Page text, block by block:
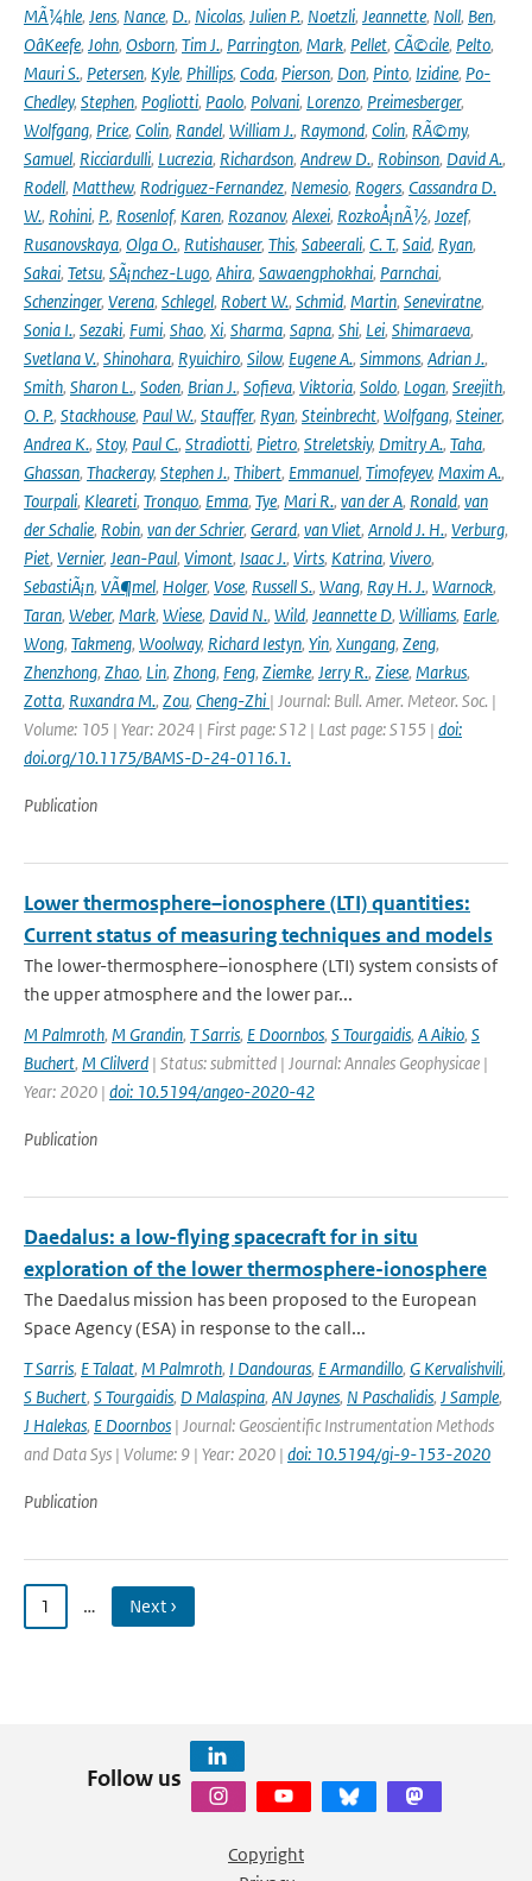
MÃ¼hle, Jens, Nance, D., Nicolas, Julien P., Noetzli, Jeannette, Noll, Ben,
OâKeefe, John, Osborn, Tim J., Parrington, Mark, Pellet, CÃ©cile, Pelto,
Mauri S., Petersen, Kyle, Phillips, Coda, Pierson, Don, Pinto, Izidine, Po-
Chedley, Stephen, Pogliotti, Paolo, Polvani, Lorenzo, Preimesberger,
Wolfgang, Price, Colin, Randel, William J., Raymond, Colin, RÃ©my,
Samuel, Ricciardulli, Lucrezia, Richardson, Andrew D., Robinson, David A.,
Rodell, Matthew, Rodriguez-Fernandez, Nemesio, Rogers, Cassandra D.
W., Rohini, P., Rosenlof, Karen, Rozanov, Alexei, RozkoÅ¡nÃ½, Jozef,
Rusanovskaya, Olga O., Rutishauser, This, Sabeerali, C. T., Said, Ryan,
Sakai, Tetsu, SÃ¡nchez-Lugo, Ahira, Sawaengphokhai, Parnchai,
Schenzinger, Verena, Schlegel, Robert W., Schmid, Martin, Seneviratne,
Sonia I., Sezaki, Fumi, Shao, Xi, Sharma, Sapna, Shi, Lei, Shimaraeva,
Svetlana V., Shinohara, Ryuichiro, Silow, Eugene A., Simmons, Adrian J.,
Smith, Sharon L., Soden, Brian J., Sofieva, Viktoria, Soldo, Logan, Sreejith,
O. P., Stackhouse, Paul W., Stauffer, Ryan, Steinbrecht, Wolfgang, Steiner,
Andrea K., Stoy, Paul C., Stradiotti, Pietro, Streletskiy, Dmitry A., Taha,
Ghassan, Thackeray, Stephen J., Thibert, Emmanuel, Timofeyev, Maxim A.,
Tourpali, Kleareti, Tronquo, Emma, Tye, Mari R., van der A, Ronald, van
der Schalie, Robin, van der Schrier, Gerard, van Vliet, Arnold J. H., Verburg,
Piet, Vernier, Jean-Paul, Vimont, Isaac J., Virts, Katrina, Vivero,
SebastiÃ¡n, VÃ¶mel, Holger, Vose, Russell S., Wang, Ray H. J., Warnock,
Taran, Weber, Mark, Wiese, David N., Wild, Jeannette D, Williams, Earle,
Wong, Takmeng, Woolway, Richard Iestyn, Yin, Xungang, Zeng,
Zhenzhong, Zhao, Lin, Zhong, Feng, Ziemke, Jerry R., Ziese, Markus,
Zotta, Ruxandra M., Zou, Cheng-Zhi | Journal: Bull. Amer. Meteor. Soc. |
Volume: 105 | Year: 2024 | First page: S12 | Last page: S155 | doi:
doi.org/10.1175/BAMS-D-24-0116.1.
Publication
Lower thermosphere–ionosphere (LTI) quantities:
Current status of measuring techniques and models
The lower-thermosphere–ionosphere (LTI) system consists of
the upper atmosphere and the lower par...
M Palmroth, M Grandin, T Sarris, E Doornbos, S Tourgaidis, A Aikio, S
Buchert, M Clilverd | Status: submitted | Journal: Annales Geophysicae |
Year: 2020 | doi: 10.5194/angeo-2020-42
Publication
Daedalus: a low-flying spacecraft for in situ
exploration of the lower thermosphere-ionosphere
The Daedalus mission has been proposed to the European
Space Agency (ESA) in response to the call...
T Sarris, E Talaat, M Palmroth, I Dandouras, E Armandillo, G Kervalishvili,
S Buchert, S Tourgaidis, D Malaspina, AN Jaynes, N Paschalidis, J Sample,
J Halekas, E Doornbos | Journal: Geoscientific Instrumentation Methods
and Data Sys | Volume: 9 | Year: 2020 | doi: 10.5194/gi-9-153-2020
Publication
1 … Next ›
Follow us
Copyright